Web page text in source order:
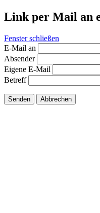
Link per Mail an
Fenster schließen
E-Mail an
Absender
Eigene E-Mail
Betreff
Senden Abbrechen